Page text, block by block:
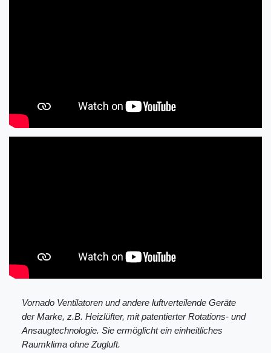
Vornado Ventilatoren und andere luftverteilende Geräte
der Marke, z.B. Heizlüfter, mit patentierter Rotations- und
Ansaugtechnologie. Sie ermöglicht ein einheitliches
Raumklima ohne Zugluft.